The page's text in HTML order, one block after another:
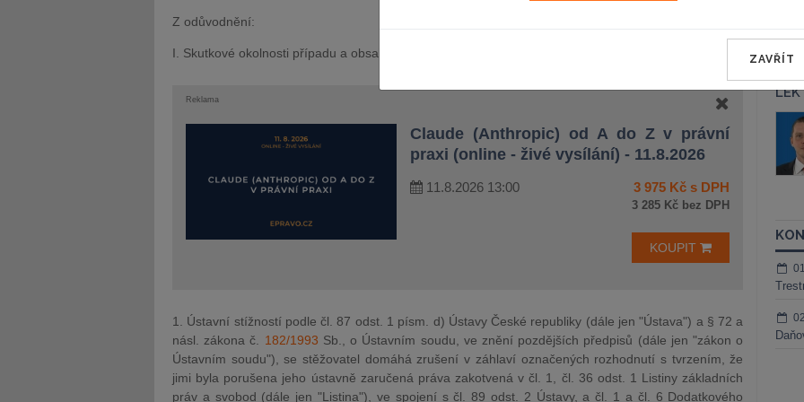
Z odůvodnění:
I. Skutkové okolnosti případu a obsah napadených rozhodnutí
Reklama
Claude (Anthropic) od A do Z v právní
praxi (online - živé vysílání) - 11.8.2026
11.8.2026 13:00 3 975 Kč s DPH
3 285 Kč bez DPH
KOUPIT
1. Ústavní stížností podle čl. 87 odst. 1 písm. d) Ústavy České republiky (dále jen "Ústava") a § 72 a
násl. zákona č. 182/1993 Sb., o Ústavním soudu, ve znění pozdějších předpisů (dále jen "zákon o
Ústavním soudu"), se stěžovatel domáhá zrušení v záhlaví označených rozhodnutí s tvrzením, že
jimi byla porušena jeho ústavně zaručená práva zakotvená v čl. 1, čl. 36 odst. 1 Listiny základních
práv a svobod (dále jen "Listina"), ve spojení s čl. 89 odst. 2 Ústavy, a čl. 1 a čl. 6 Dodatkového
MCIArb
Kurzy lektora
ZAVŘÍT